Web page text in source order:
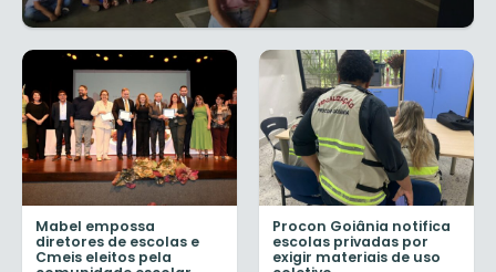
Mabel empossa
diretores de escolas e
Cmeis eleitos pela
Procon Goiânia notifica
escolas privadas por
exigir materiais de uso